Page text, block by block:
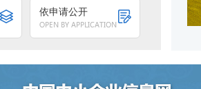
依申请公开